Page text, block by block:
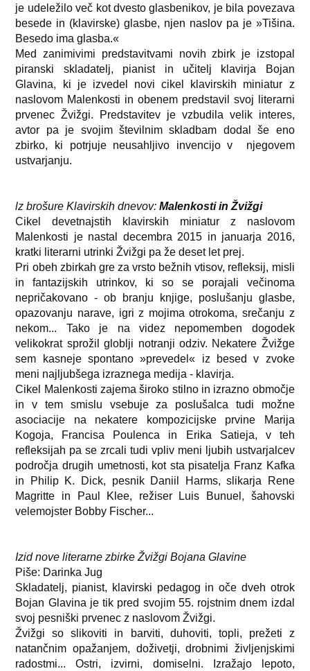
je udeležilo več kot dvesto glasbenikov, je bila povezava
besede in (klavirske) glasbe, njen naslov pa je »Tišina.
Besedo ima glasba.«
Med zanimivimi predstavitvami novih zbirk je izstopal
piranski skladatelj, pianist in učitelj klavirja Bojan
Glavina, ki je izvedel novi cikel klavirskih miniatur z
naslovom Malenkosti in obenem predstavil svoj literarni
prvenec Žvižgi. Predstavitev je vzbudila velik interes,
avtor pa je svojim številnim skladbam dodal še eno
zbirko, ki potrjuje neusahljivo invencijo v njegovem
ustvarjanju.
lz brošure Klavirskih dnevov:Malenkosti in Žvižgi
Cikel devetnajstih klavirskih miniatur z naslovom
Malenkosti je nastal decembra 2015 in januarja 2016,
kratki literarni utrinki Žvižgi pa že deset let prej.
Pri obeh zbirkah gre za vrsto bežnih vtisov, refleksij, misli
in fantazijskih utrinkov, ki so se porajali večinoma
nepričakovano - ob branju knjige, poslušanju glasbe,
opazovanju narave, igri z mojima otrokoma, srečanju z
nekom... Tako je na videz nepomemben dogodek
velikokrat sprožil globlji notranji odziv. Nekatere Žvižge
sem kasneje spontano »prevedel« iz besed v zvoke
meni najljubšega izraznega medija - klavirja.
Cikel Malenkosti zajema široko stilno in izrazno območje
in v tem smislu vsebuje za poslušalca tudi možne
asociacije na nekatere kompozicijske prvine Marija
Kogoja, Francisa Poulenca in Erika Satieja, v teh
refleksijah pa se zrcali tudi vpliv meni ljubih ustvarjalcev
področja drugih umetnosti, kot sta pisatelja Franz Kafka
in Philip K. Dick, pesnik Daniil Harms, slikarja Rene
Magritte in Paul Klee, režiser Luis Bunuel, šahovski
velemojster Bobby Fischer...
Izid nove literarne zbirke Žvižgi Bojana Glavine
Piše: Darinka Jug
Skladatelj, pianist, klavirski pedagog in oče dveh otrok
Bojan Glavina je tik pred svojim 55. rojstnim dnem izdal
svoj pesniški prvenec z naslovom Žvižgi.
Žvižgi so slikoviti in barviti, duhoviti, topli, prežeti z
natančnim opažanjem, doživetji, drobnimi življenjskimi
radostmi... Ostri, izvirni, domiselni. Izražajo lepoto,